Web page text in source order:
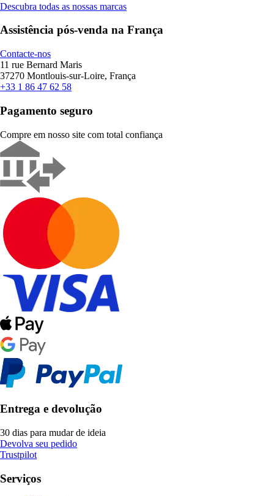
Descubra todas as nossas marcas
Assistência pós-venda na França
Contacte-nos
11 rue Bernard Maris
37270 Montlouis-sur-Loire, França
+33 1 86 47 62 58
Pagamento seguro
Compre em nosso site com total confiança
Entrega e devolução
30 dias para mudar de ideia
Devolva seu pedido
Trustpilot
Serviços